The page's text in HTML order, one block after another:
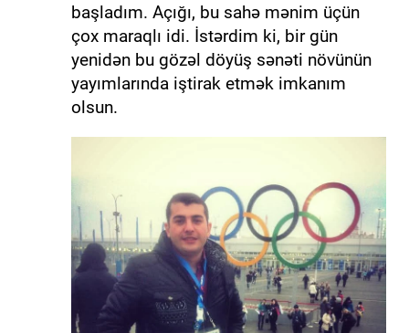
başladım. Açığı, bu sahə mənim üçün
çox maraqlı idi. İstərdim ki, bir gün
yenidən bu gözəl döyüş sənəti növünün
yayımlarında iştirak etmək imkanım
olsun.